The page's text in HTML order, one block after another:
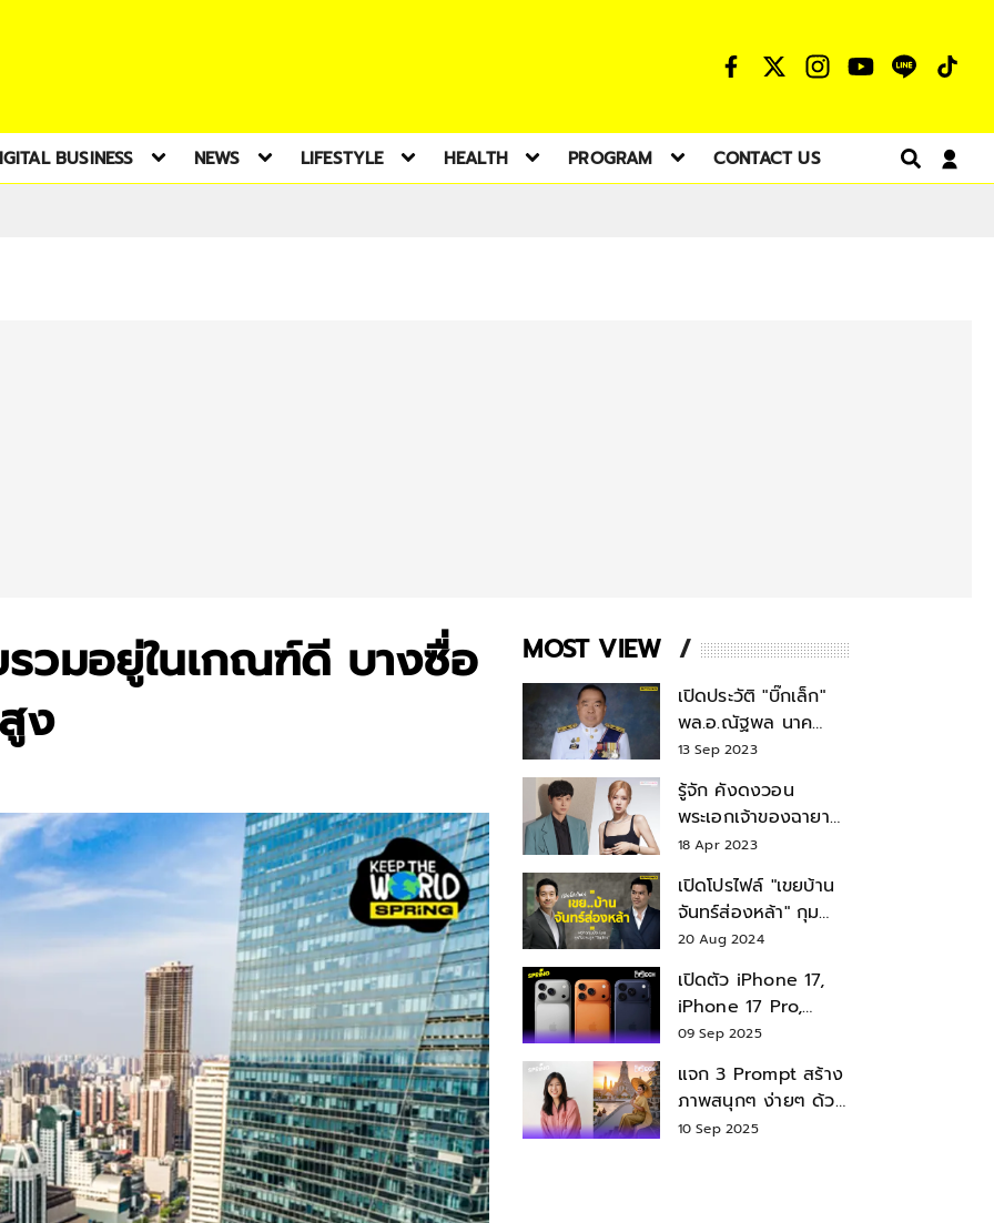
BUSINESS NEWS LIFESTYLE HEALTH PROGRAM CONTACT US
วมอยู่ในเกณฑ์ดี บางซื่อ
ง
MOST VIEW
เปิดประวัติ "บิ๊กเล็ก"
พล.อ.ณัฐพล นาค
พาณิชย์ จากเลขาฯ
สมช.-เลขาฯ
รมว.กลาโหม
13 Sep 2023
รู้จัก คังดงวอน
พระเอกเจ้าของฉายา
สมบัติแห่งชาติ หลังมี
18 Apr 2023
เปิดโปรไฟล์ "เขยบ้าน
จันทร์ส่องหล้า" กุม
บังเหียนธุรกิจตระกูล
"ชินวัตร"
20 Aug 2024
เปิดตัว iPhone 17,
iPhone 17 Pro,
iPhone 17 Air สเปค
09 Sep 2025
แจก 3 Prompt สร้าง
ภาพสนุกๆ ง่ายๆ ด้วย
Nano Banana ใน
10 Sep 2025